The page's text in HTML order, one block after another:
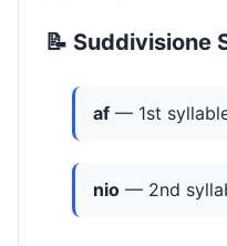
📝 Suddivisione
af — 1st
nio — 2nd